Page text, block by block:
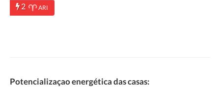
2 ARI
Potencializaçao energética das casas: